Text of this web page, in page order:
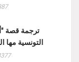
ترجمة قصة
التونسية